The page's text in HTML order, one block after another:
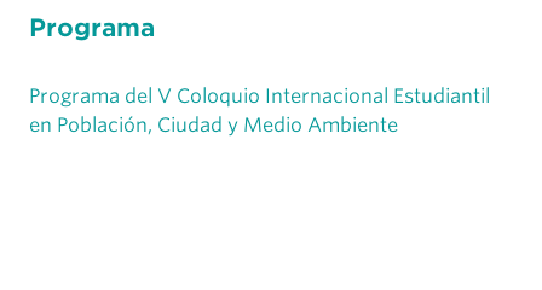
Programa
Programa del V Coloquio Internacional Estudiantil
en Población, Ciudad y Medio Ambiente